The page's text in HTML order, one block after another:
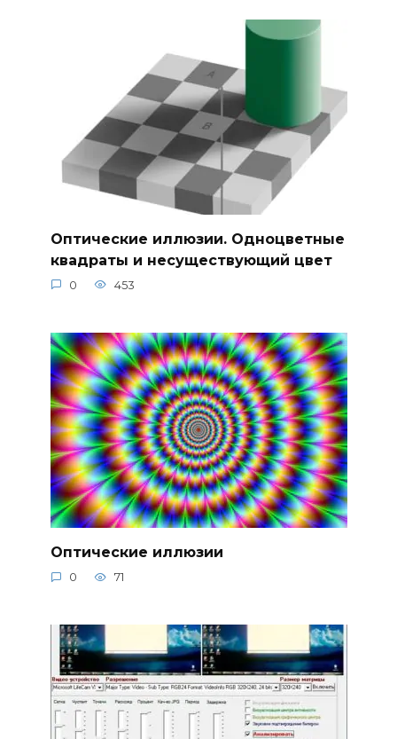
Оптические иллюзии. Одноцветные
квадраты и несуществующий цвет
0 453
Оптические иллюзии
0 71